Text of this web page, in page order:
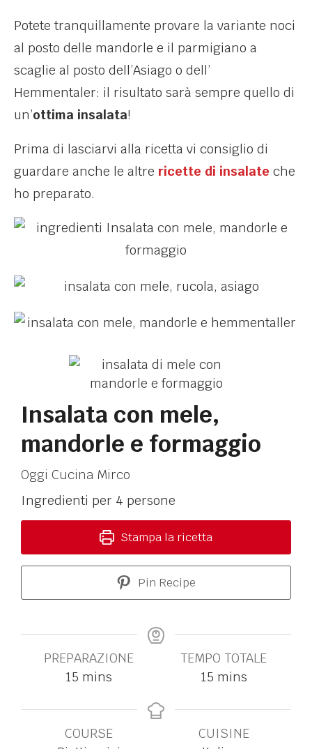
Potete tranquillamente provare la variante noci
al posto delle mandorle e il parmigiano a
scaglie al posto dell’Asiago o dell’
Hemmentaler: il risultato sarà sempre quello di
un’ottima insalata!
Prima di lasciarvi alla ricetta vi consiglio di
guardare anche le altre ricette di insalate che
ho preparato.
Insalata con mele,
mandorle e formaggio
Oggi Cucina Mirco
Ingredienti per 4 persone
Stampa la ricetta
Pin Recipe
PREPARAZIONE
15 mins
TEMPO TOTALE
15 mins
COURSE
CUISINE